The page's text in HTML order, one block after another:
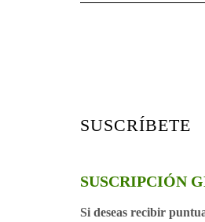
SUSCRÍBETE
SUSCRIPCIÓN
Si deseas recibir